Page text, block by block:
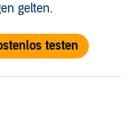
gelten.
testen